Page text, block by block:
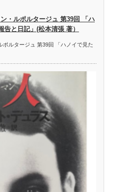
・ルポルタージュ 第39回 「ハ
告と日記」(松本清張 著）
ポルタージュ 第39回 「ハノイで見た